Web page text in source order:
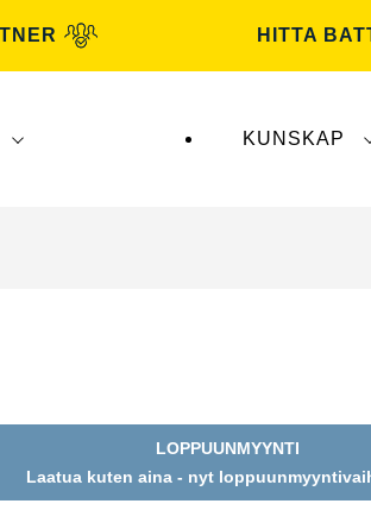
HITTA
KUNSKAP
LOPPUUNMYYNTI
Laatua kuten aina - nyt